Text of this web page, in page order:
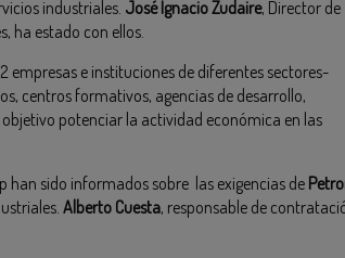
industriales. José Ignacio Zudaire, Director de
ha estado con ellos.
empresas e instituciones de diferentes sectores-
centros formativos, agencias de desarrollo,
potenciar la actividad económica en las
han sido informados sobre las exigencias de
Alberto Cuesta, responsable de